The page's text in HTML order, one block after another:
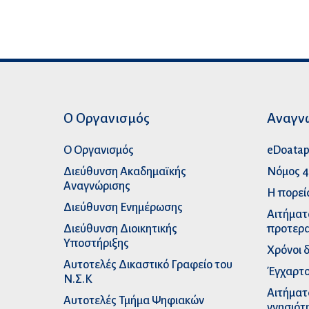
Ο Οργανισμός
Ο Οργανισμός
Διεύθυνση Ακαδημαϊκής
Αναγνώρισης
Διεύθυνση Ενημέρωσης
Διεύθυνση Διοικητικής
Υποστήριξης
Αυτοτελές Δικαστικό Γραφείο του
Ν.Σ.Κ
Αυτοτελές Τμήμα Ψηφιακών
eDoatap
Νόμος
Η
Χρόνοι